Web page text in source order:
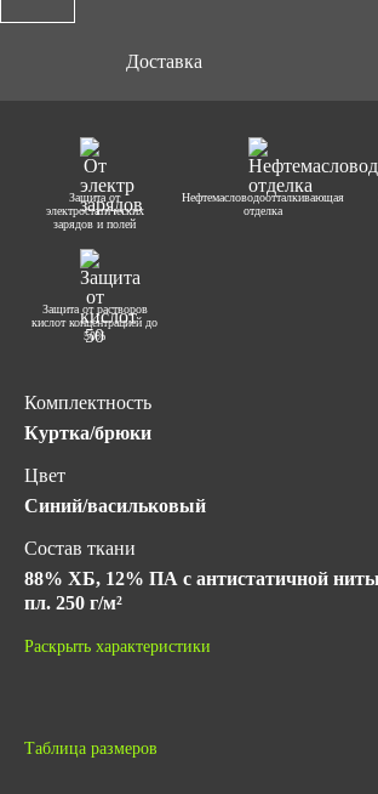
Доставка
Защита от
электростатических
зарядов и полей
Нефтемасловодоотталкивающая
отделка
Защита от растворов
кислот концентрацией до
50%
Комплектность
Куртка/брюки
Цвет
Синий/васильковый
Состав ткани
88% ХБ, 12% ПА с антистатичной
пл. 250 г/м²
Класс защиты
5 лет с даты изготовления (при
Раскрыть характеристики
Таблица размеров